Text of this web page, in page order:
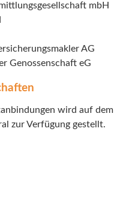
mbH
AG
Genossenschaft eG
wird auf dem
zur Verfügung gestellt.